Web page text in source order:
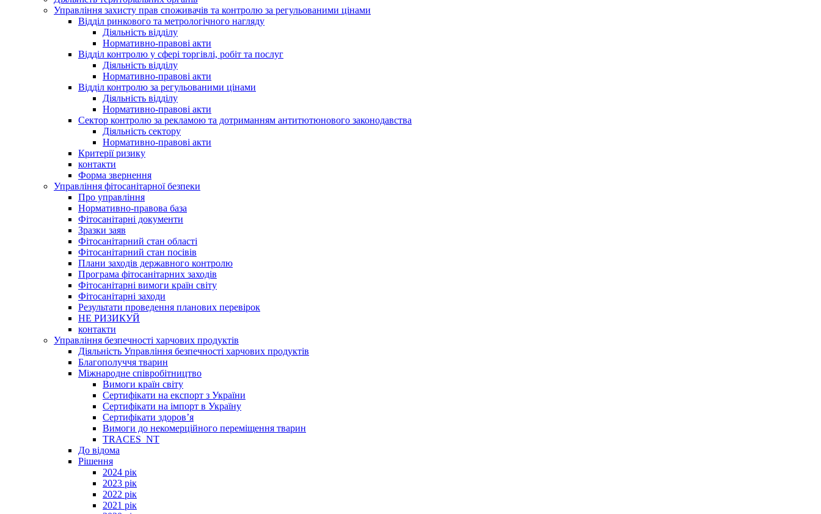
Управління захисту прав споживачів та контролю за регульованими цінами
Відділ ринкового та метрологічного нагляду
Діяльність відділу
Нормативно-правові акти
Відділ контролю у сфері торгівлі, робіт та послуг
Діяльність відділу
Нормативно-правові акти
Відділ контролю за регульованими цінами
Діяльність відділу
Нормативно-правові акти
Сектор контролю за рекламою та дотриманням антитютюнового законодавства
Діяльність сектору
Нормативно-правові акти
Критерії ризику
контакти
Форма звернення
Управління фітосанітарної безпеки
Про управління
Нормативно-правова база
Фітосанітарні документи
Зразки заяв
Фітосанітарний стан області
Фітосанітарний стан посівів
Плани заходів державного контролю
Програма фітосанітарних заходів
Фітосанітарні вимоги країн світу
Фітосанітарні заходи
Результати проведення планових перевірок
НЕ РИЗИКУЙ
контакти
Управління безпечності харчових продуктів
Діяльність Управління безпечності харчових продуктів
Благополуччя тварин
Міжнародне співробітництво
Вимоги країн світу
Сертифікати на експорт з України
Сертифікати на імпорт в Україну
Сертифікати здоров’я
Вимоги до некомерційного переміщення тварин
TRACES_NT
До відома
Рішення
2024 рік
2023 рік
2022 рік
2021 рік